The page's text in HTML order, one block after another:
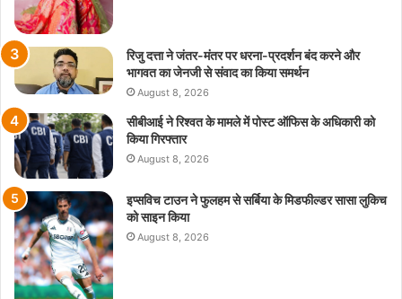
रिजु दत्ता ने जंतर-मंतर पर धरना-प्रदर्शन बंद करने और
भागवत का जेनजी से संवाद का किया समर्थन
August 8, 2026
सीबीआई ने रिश्वत के मामले में पोस्ट ऑफिस के अधिकारी को
किया गिरफ्तार
August 8, 2026
इप्सविच टाउन ने फुलहम से सर्बिया के मिडफील्डर सासा लुकिच
को साइन किया
August 8, 2026